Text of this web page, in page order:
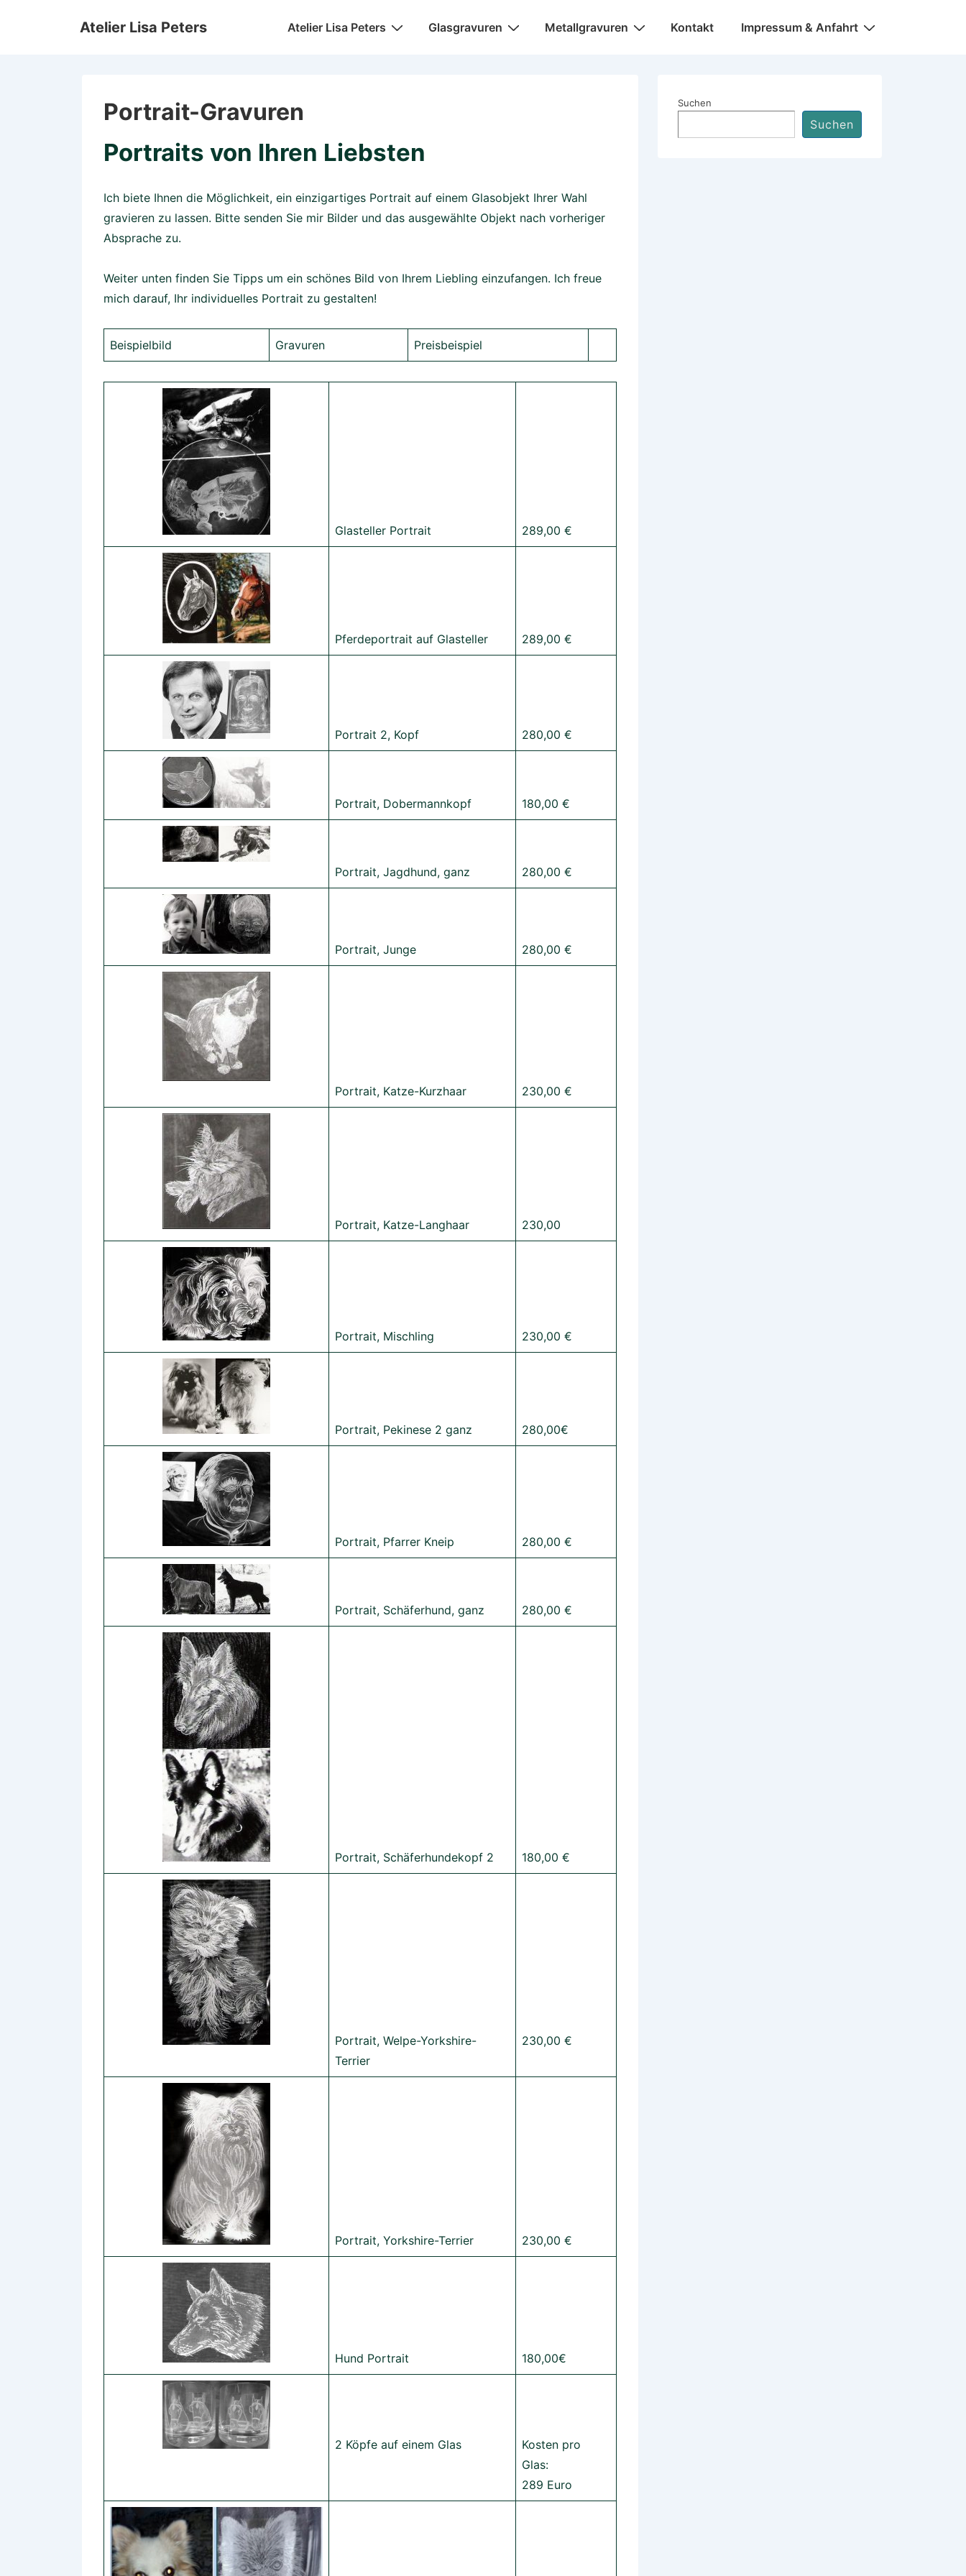
Atelier Lisa Peters Hauptnavigation
Atelier Lisa Peters Glasgravuren Metallgravuren Kontakt Impressum & Anfahrt
Portrait-Gravuren
Portraits von Ihren Liebsten
Ich biete Ihnen die Möglichkeit, ein einzigartiges Portrait auf einem Glasobjekt Ihrer Wahl
gravieren zu lassen. Bitte senden Sie mir Bilder und das ausgewählte Objekt nach vorheriger
Absprache zu.
Weiter unten finden Sie Tipps um ein schönes Bild von Ihrem Liebling einzufangen. Ich freue
mich darauf, Ihr individuelles Portrait zu gestalten!
Beispielbild Gravuren Preisbeispiel
Glasteller Portrait 289,00 €
Pferdeportrait auf Glasteller 289,00 €
Portrait 2, Kopf 280,00 €
Portrait, Dobermannkopf 180,00 €
Portrait, Jagdhund, ganz 280,00 €
Portrait, Junge 280,00 €
Portrait, Katze-Kurzhaar 230,00 €
Portrait, Katze-Langhaar 230,00
Portrait, Mischling 230,00 €
Portrait, Pekinese 2 ganz 280,00€
Portrait, Pfarrer Kneip 280,00 €
Portrait, Schäferhund, ganz 280,00 €
Portrait, Schäferhundekopf 2 180,00 €
Portrait, Welpe-Yorkshire-
Terrier
230,00 €
Portrait, Yorkshire-Terrier 230,00 €
Hund Portrait 180,00€
2 Köpfe auf einem Glas
Kosten pro
Glas:
289 Euro
Suchen
Suchen